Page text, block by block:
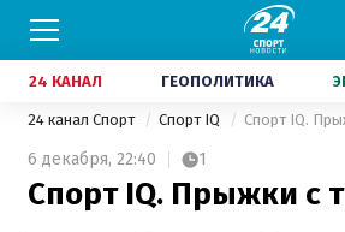
24 КАНАЛ ГЕОПОЛИТИКА
24 канал Спорт Спорт IQ Спорт IQ.
6 декабря, 22:40 1
Спорт IQ. Прыжки с